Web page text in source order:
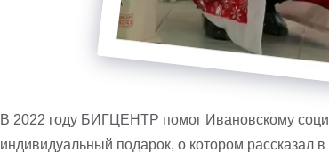
В 2022 году БИГЦЕНТР помог Ивановскому
индивидуальный подарок, о котором рассказал